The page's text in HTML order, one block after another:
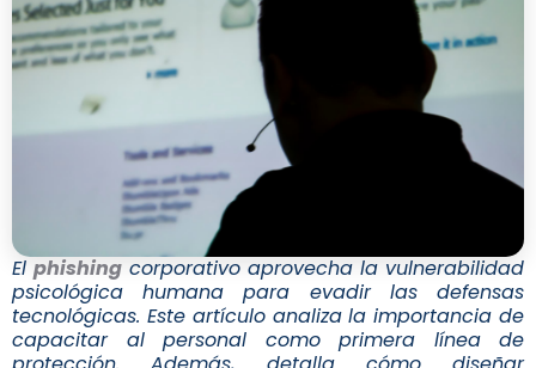
El phishing corporativo aprovecha la vulnerabilidad
psicológica humana para evadir las defensas
tecnológicas. Este artículo analiza la importancia de
capacitar al personal como primera línea de